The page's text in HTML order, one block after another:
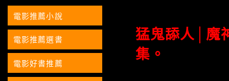
猛鬼舔人│魔
集。
電影推薦小說
電影推薦選書
電影好書推薦